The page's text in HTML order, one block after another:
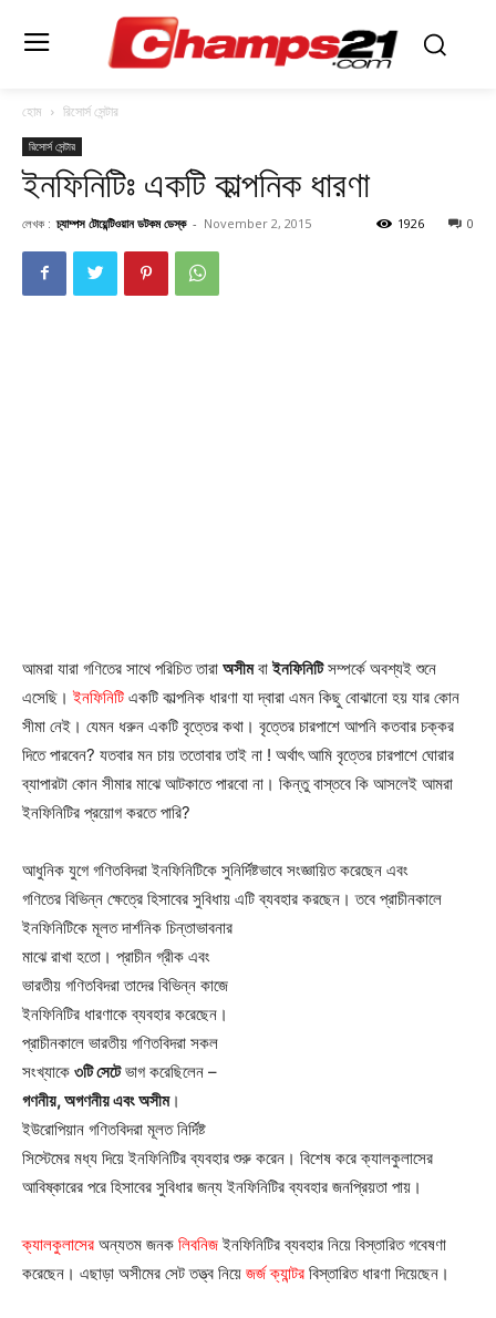
হোম রিসোর্স সেন্টার
রিসোর্স সেন্টার
ইনফিনিটিঃ একটি কাল্পনিক ধারণা
লেখক : চ্যাম্পস টোয়েন্টিওয়ান ডটকম ডেস্ক - November 2, 2015 0
1926
আমরা যারা গণিতের সাথে পরিচিত তারা অসীমবাইনফিনিটিসম্পর্কে অবশ্যই শুনে
এসেছি।ইনফিনিটি একটি কাল্পনিক ধারণা যা দ্বারা এমন কিছু বোঝানো হয় যার কোন
সীমা নেই। যেমন ধরুন একটি বৃত্তের কথা। বৃত্তের চারপাশে আপনি কতবার চক্কর
দিতে পারবেন? যতবার মন চায় ততোবার তাই না ! অর্থাৎ আমি বৃত্তের চারপাশে ঘোরার
ব্যাপারটা কোন সীমার মাঝে আটকাতে পারবো না। কিন্তু বাস্তবে কি আসলেই আমরা
ইনফিনিটির প্রয়োগ করতে পারি?
আধুনিক যুগে গণিতবিদরা ইনফিনিটিকে সুনির্দিষ্টভাবে সংজ্ঞায়িত করেছেন এবং
গণিতের বিভিন্ন ক্ষেত্রে হিসাবের সুবিধায় এটি ব্যবহার করছেন। তবে প্রাচীনকালে
ইনফিনিটিকে মূলত দার্শনিক চিন্তাভাবনার
মাঝে রাখা হতো। প্রাচীন গ্রীক এবং
ভারতীয় গণিতবিদরা তাদের বিভিন্ন কাজে
ইনফিনিটির ধারণাকে ব্যবহার করেছেন।
প্রাচীনকালে ভারতীয় গণিতবিদরা সকল
সংখ্যাকে ৩টি সেটেভাগ করেছিলেন –
গণনীয়, অগণনীয় এবং অসীম।
ইউরোপিয়ান গণিতবিদরা মূলত নির্দিষ্ট
সিস্টেমের মধ্য দিয়ে ইনফিনিটির ব্যবহার শুরু করেন। বিশেষ করে ক্যালকুলাসের
আবিষ্কারের পরে হিসাবের সুবিধার জন্য ইনফিনিটির ব্যবহার জনপ্রিয়তা পায়।
ক্যালকুলাসের অন্যতম জনক লিবনিজইনফিনিটির ব্যবহার নিয়ে বিস্তারিত গবেষণা
করেছেন। এছাড়া অসীমের সেট তত্ত্ব নিয়ে জর্জ ক্যান্টর বিস্তারিত ধারণা দিয়েছেন।